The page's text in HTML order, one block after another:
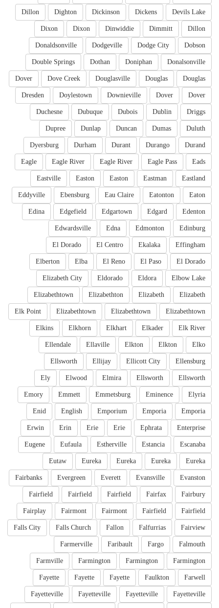
Devils Lake
Dickens
Dickinson
Dighton
Dillon
Dillon
Dimmitt
Dinwiddie
Dixon
Dixon
Dobson
Dodge City
Dodgeville
Donaldsonville
Donalsonville
Doniphan
Dothan
Double Springs
Douglas
Douglas
Douglasville
Dove Creek
Dover
Dover
Dover
Downieville
Doylestown
Dresden
Driggs
Dublin
Dubois
Dubuque
Duchesne
Duluth
Dumas
Duncan
Dunlap
Dupree
Durand
Durango
Durant
Durham
Dyersburg
Eads
Eagle Pass
Eagle River
Eagle River
Eagle
Eastland
Eastman
Easton
Easton
Eastville
Eaton
Eatonton
Eau Claire
Ebensburg
Eddyville
Edenton
Edgard
Edgartown
Edgefield
Edina
Edinburg
Edmonton
Edna
Edwardsville
Effingham
Ekalaka
El Centro
El Dorado
El Dorado
El Paso
El Reno
Elba
Elberton
Elbow Lake
Eldora
Eldorado
Elizabeth City
Elizabeth
Elizabeth
Elizabethton
Elizabethtown
Elizabethtown
Elizabethtown
Elizabethtown
Elk Point
Elk River
Elkader
Elkhart
Elkhorn
Elkins
Elko
Elkton
Elkton
Ellaville
Ellendale
Ellensburg
Ellicott City
Ellijay
Ellsworth
Ellsworth
Ellsworth
Elmira
Elwood
Ely
Elyria
Eminence
Emmetsburg
Emmett
Emory
Emporia
Emporia
Emporium
English
Enid
Enterprise
Ephrata
Erie
Erie
Erin
Erwin
Escanaba
Estancia
Estherville
Eufaula
Eugene
Eureka
Eureka
Eureka
Eureka
Eutaw
Evanston
Evansville
Everett
Evergreen
Fairbanks
Fairbury
Fairfax
Fairfield
Fairfield
Fairfield
Fairfield
Fairfield
Fairmont
Fairmont
Fairplay
Fairview
Falfurrias
Fallon
Falls Church
Falls City
Falmouth
Fargo
Faribault
Farmerville
Farmington
Farmington
Farmington
Farmville
Farwell
Faulkton
Fayette
Fayette
Fayette
Fayetteville
Fayetteville
Fayetteville
Fayetteville